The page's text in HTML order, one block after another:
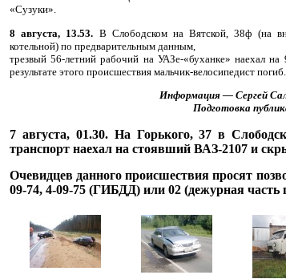
«Сузуки».
8 августа, 13.53. В Слободском на Вятской, 38ф (на
котельной) по предварительным данным,
трезвый 56-летний рабочий на УАЗе-«буханке» наехал на
результате этого происшествия мальчик-велосипедист погиб.
Информация — Сергей
Подготовка
7 августа, 01.30. На Горького, 37 в
транспорт наехал на стоявший ВАЗ-2107 и
Очевидцев данного происшествия просят
09-74, 4-09-75 (ГИБДД) или 02 (дежурная часть